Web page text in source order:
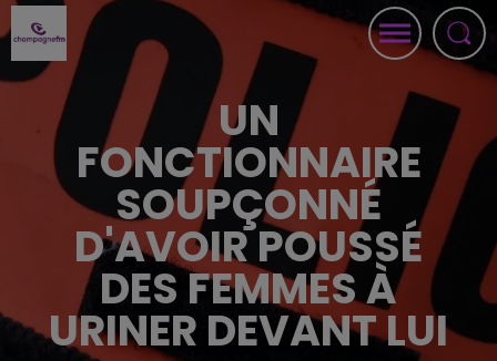
UN
FONCTIONNAIRE
SOUPÇONNÉ
D'AVOIR POUSSÉ
DES FEMMES À
URINER DEVANT LUI